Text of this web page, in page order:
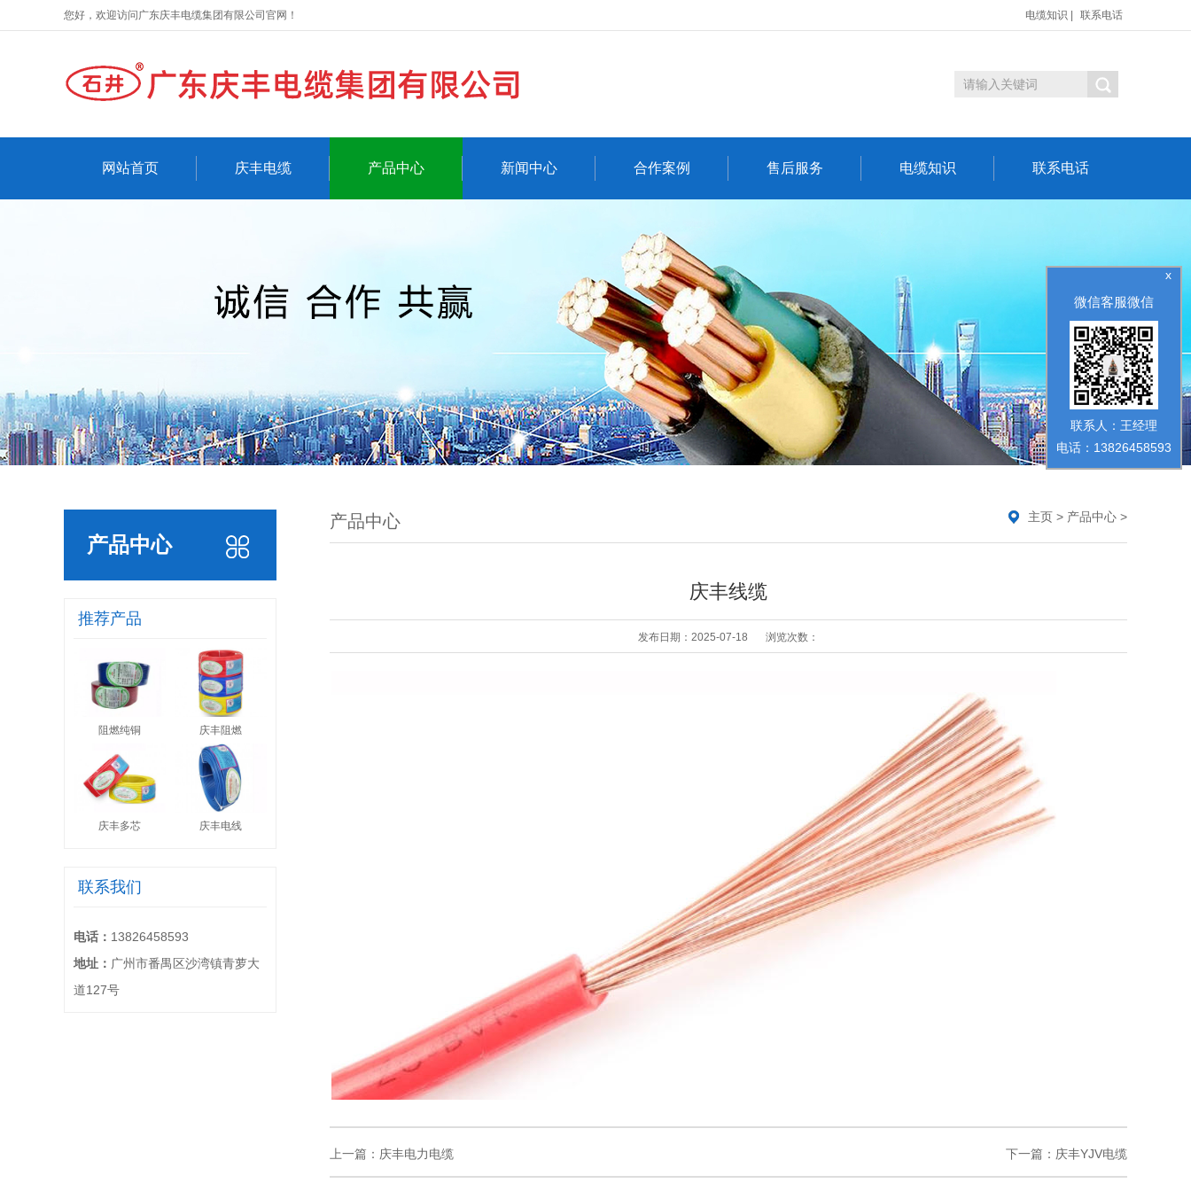
您好，欢迎访问广东庆丰电缆集团有限公司官网！ 电缆知识 联系电话
网站首页 庆丰电缆 产品中心 新闻中心 合作案例 售后服务 电缆知识 联系电话
产品中心
推荐产品
阻燃纯铜 庆丰阻燃
庆丰多芯 庆丰电线
联系我们
电话： 13826458593
地址： 广州市番禺区沙湾镇青萝大
道127号
主页 > 产品中心 >
产品中心
庆丰线缆
发布日期：2025-07-18 浏览次数：
上一篇： 庆丰电力电缆 下一篇： 庆丰YJV电缆
x
微信客服微信
联系人：王经理
电话：13826458593